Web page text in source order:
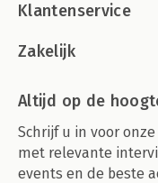
Klantenservice
Zakelijk
Altijd op de
Schrijf u in voor
met relevante
events en de beste